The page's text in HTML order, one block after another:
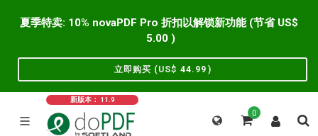
5.00 )
立即购买 (US$ 44.99 )
新版本： 11.9
0